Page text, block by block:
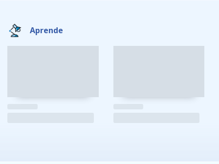
Aprende